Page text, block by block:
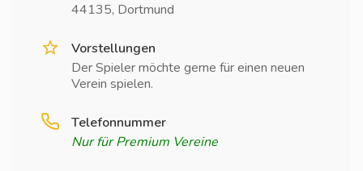
44135, Dortmund
Vorstellungen
Der Spieler möchte gerne für einen neuen
Verein spielen.
Telefonnummer
Nur für Premium Vereine